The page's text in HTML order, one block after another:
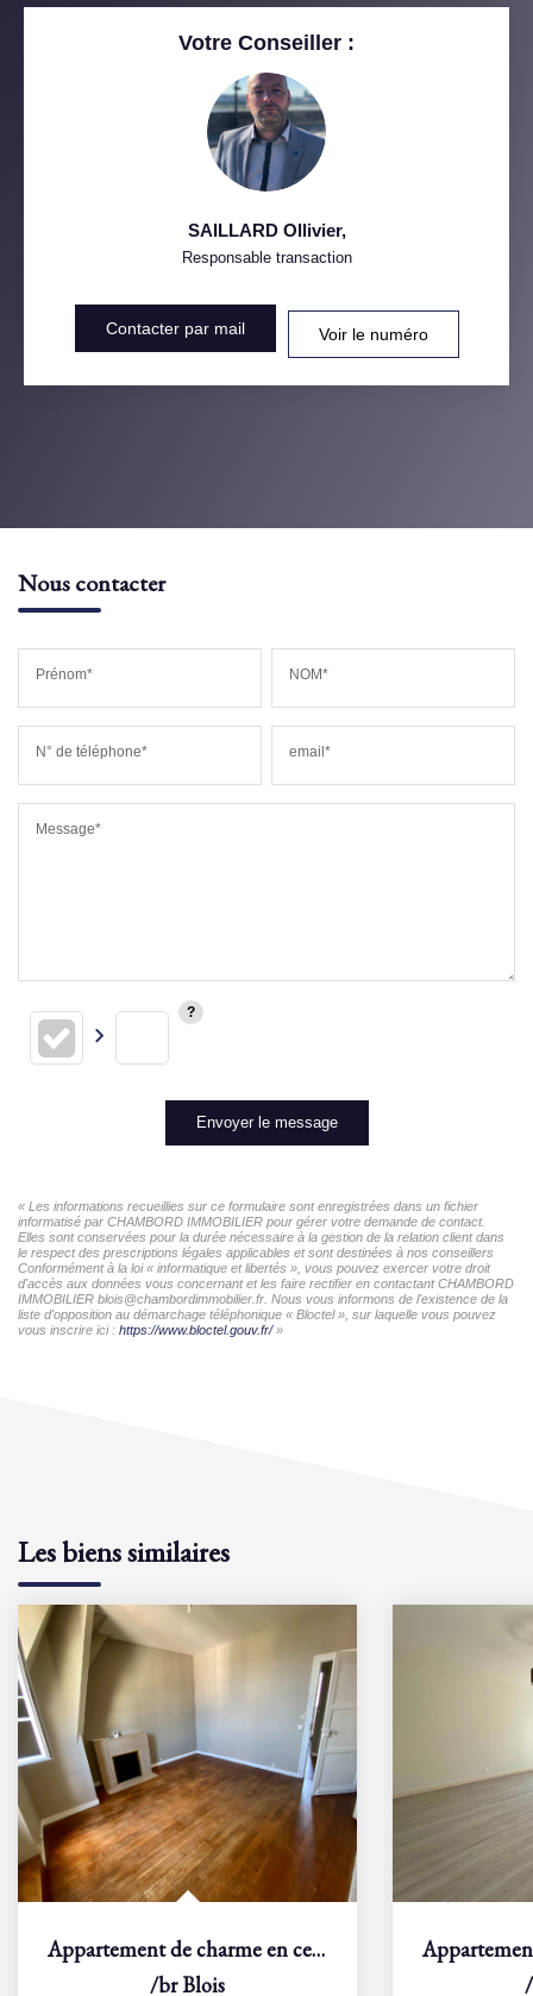
Votre Conseiller :
SAILLARD Ollivier,
Responsable transaction
Contacter par mail Voir le numéro
Nous contacter
Prénom* NOM*
N° de téléphone* email*
Message*
Envoyer le message
« Les informations recueillies sur ce formulaire sont enregistrées dans un fichier
informatisé par CHAMBORD IMMOBILIER pour gérer votre demande de contact.
Elles sont conservées pour la durée nécessaire à la gestion de la relation client dans
le respect des prescriptions légales applicables et sont destinées à nos conseillers
Conformément à la loi « informatique et libertés », vous pouvez exercer votre droit
d'accès aux données vous concernant et les faire rectifier en contactant CHAMBORD
IMMOBILIER blois@chambordimmobilier.fr. Nous vous informons de l'existence de la
liste d'opposition au démarchage téléphonique « Bloctel », sur laquelle vous pouvez
vous inscrire ici : https://www.bloctel.gouv.fr/»
Les biens similaires
Appartement de charme en centre-ville
/brBlois